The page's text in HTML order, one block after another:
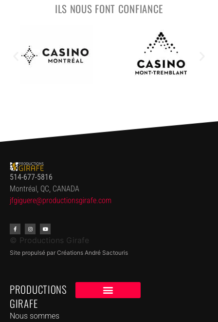
ILS NOUS FONT CONFIANCE
514-677-5816
Montréal, QC, CANADA
jfgiguere@productionsgirafe.com
© Productions Girafe
Site propulsé par Créations André Sactouris
PRODUCTIONS
GIRAFE
Nous sommes